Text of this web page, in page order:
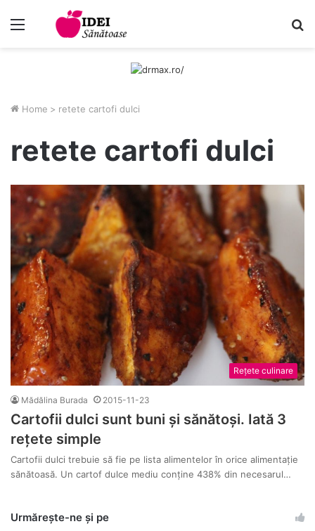
Home > retete cartofi dulci
retete cartofi dulci
Rețete culinare
Mădălina Burada 2015-11-23
Cartofii dulci sunt buni și sănătoși. Iată 3
rețete simple
Cartofii dulci trebuie să fie pe lista alimentelor în orice alimentație
sănătoasă. Un cartof dulce mediu conține 438% din necesarul…
Urmărește-ne și pe